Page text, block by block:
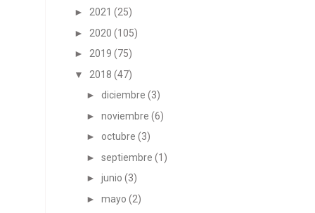
► 2021 (25)
► 2020 (105)
► 2019 (75)
▼
2018 (47)
► diciembre (3)
► noviembre (6)
► octubre (3)
► septiembre (1)
► junio (3)
► mayo (2)